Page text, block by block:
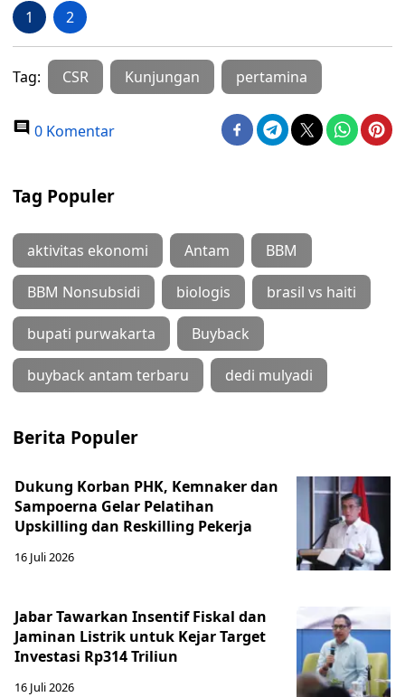
1 2
Tag: CSR Kunjungan pertamina
0 Komentar
Tag Populer
aktivitas ekonomi Antam BBM
BBM Nonsubsidi biologis brasil vs haiti
bupati purwakarta Buyback
buyback antam terbaru dedi mulyadi
Berita Populer
Dukung Korban PHK, Kemnaker dan
Sampoerna Gelar Pelatihan
Upskilling dan Reskilling Pekerja
16 Juli 2026
Jabar Tawarkan Insentif Fiskal dan
Jaminan Listrik untuk Kejar Target
Investasi Rp314 Triliun
16 Juli 2026